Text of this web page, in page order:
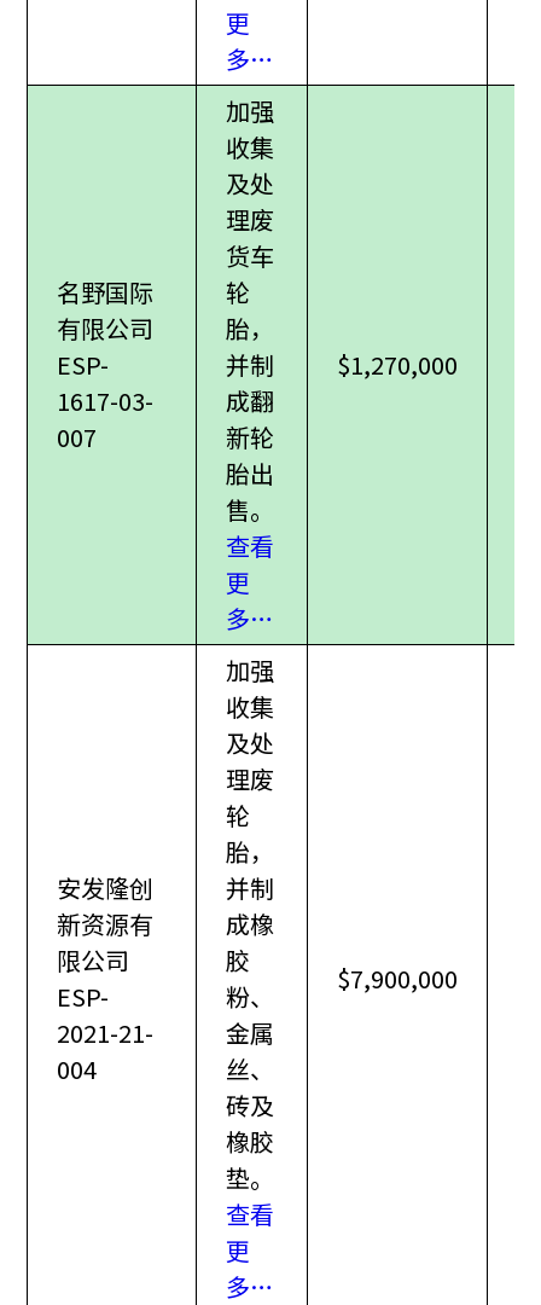
更
多…
名野国际
有限公司
ESP-
1617-03-
007
加强
收集
及处
理废
货车
轮
胎，
并制
成翻
新轮
胎出
售。
查看
更
多…
$1,270,000
安发隆创
新资源有
限公司
ESP-
2021-21-
004
加强
收集
及处
理废
轮
胎，
并制
成橡
胶
粉、
金属
丝、
砖及
橡胶
垫。
查看
更
多…
$7,900,000